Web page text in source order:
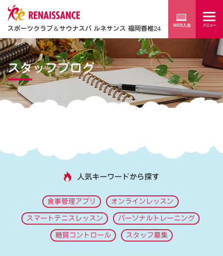
スポーツクラブ＆サウナスパ ルネサンス 福岡香椎24
スタッフブログ
人気キーワードから探す
食事管理アプリ オンラインレッスン
スマートテニスレッスン パーソナルトレーニング
糖質コントロール スタッフ募集